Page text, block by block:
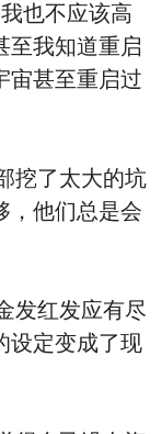
也不应该高
至我知道重启
宙甚至重启过
挖了太大的坑
，他们总是会
发红发应有尽
设定变成了现